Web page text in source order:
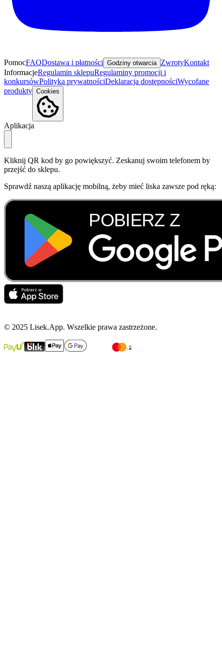
PomocFAQDostawa i płatności Godziny otwarcia ZwrotyKontakt
InformacjeRegulamin sklepuRegulaminy promocji i
konkursówPolityka prywatnościDeklaracja dostępnościWycofane
produkty Cookies
Aplikacja
Kliknij QR kod by go powiększyć. Zeskanuj swoim telefonem by
przejść do sklepu.
Sprawdź naszą aplikację mobilną, żeby mieć liska zawsze pod ręką:
© 2025 Lisek.App. Wszelkie prawa zastrzeżone.